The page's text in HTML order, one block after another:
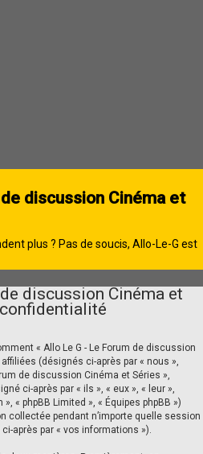
discussion Cinéma et
plus ? Pas de soucis, Allo-Le-G est
discussion Cinéma et
« Allo Le G - Le Forum de discussion
(désignés ci-après par « nous »,
de discussion Cinéma et Séries »,
ci-après par « ils », « eux », « leur »,
« phpBB Limited », « Équipes phpBB »)
collectée pendant n’importe quelle session
après par « vos informations »).